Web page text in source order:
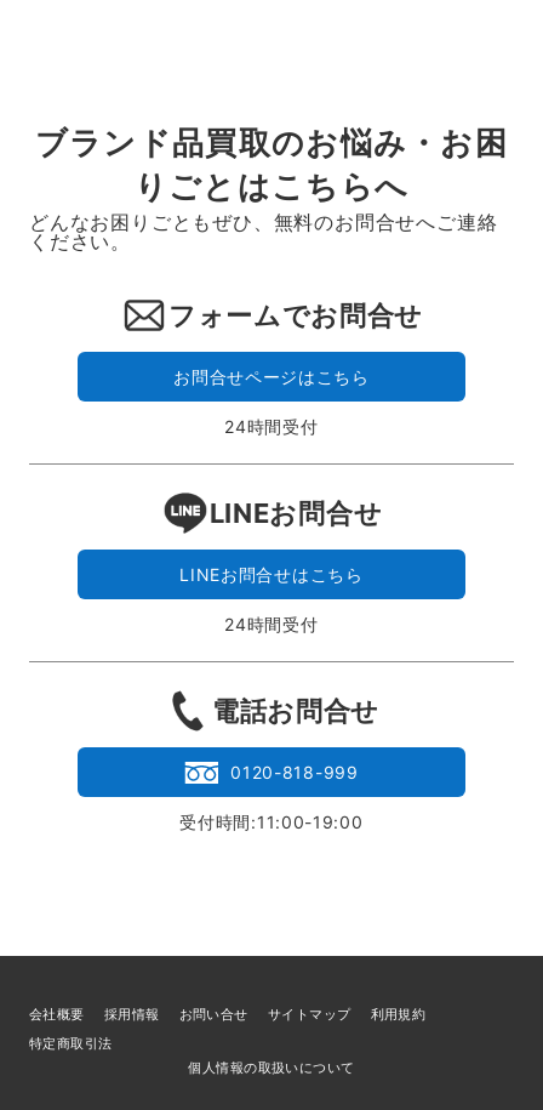
ブランド品買取のお悩み・お困
りごとはこちらへ
どんなお困りごともぜひ、無料のお問合せへご連絡
ください。
フォームでお問合せ
お問合せページはこちら
24時間受付
LINEお問合せ
LINEお問合せはこちら
24時間受付
電話お問合せ
0120-818-999
受付時間:11:00-19:00
会社概要 採用情報 お問い合せ サイトマップ
利用規約
特定商取引法
個人情報の取扱いについて